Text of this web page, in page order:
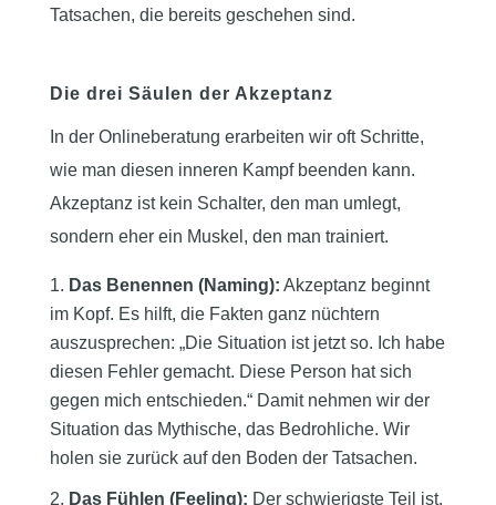
Tatsachen, die bereits geschehen sind.
Die drei Säulen der Akzeptanz
In der Onlineberatung erarbeiten wir oft Schritte,
wie man diesen inneren Kampf beenden kann.
Akzeptanz ist kein Schalter, den man umlegt,
sondern eher ein Muskel, den man trainiert.
Das Benennen (Naming): Akzeptanz beginnt
im Kopf. Es hilft, die Fakten ganz nüchtern
auszusprechen: „Die Situation ist jetzt so. Ich habe
diesen Fehler gemacht. Diese Person hat sich
gegen mich entschieden.“ Damit nehmen wir der
Situation das Mythische, das Bedrohliche. Wir
holen sie zurück auf den Boden der Tatsachen.
Das Fühlen (Feeling): Der schwierigste Teil ist,